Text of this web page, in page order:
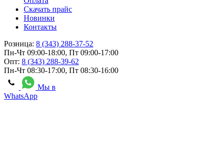
Скачать прайс
Новинки
Контакты
Розница: 8 (343) 288-37-52
Пн-Чт 09:00-18:00, Пт 09:00-17:00
Опт: 8 (343) 288-39-62
Пн-Чт 08:30-17:00, Пт 08:30-16:00
Мы в
WhatsApp